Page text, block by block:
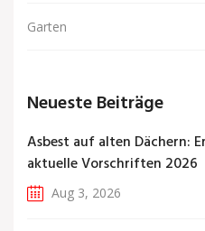
Garten
Neueste Beiträge
Asbest auf alten Dächern:
aktuelle Vorschriften 2026
Aug 3, 2026